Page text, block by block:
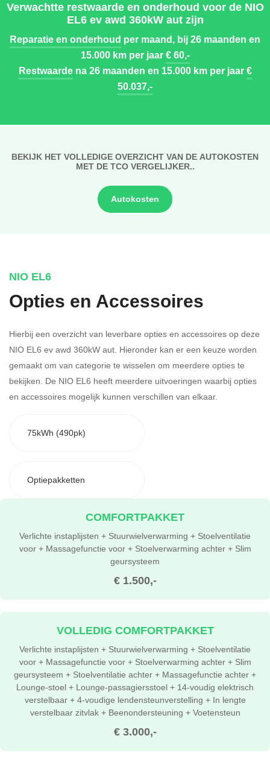
Verwachtte restwaarde en onderhoud voor de NIO
EL6 ev awd 360kW aut zijn
Reparatie en onderhoud per maand, bij 26 maanden en
15.000 km per jaar€ 60,-
Restwaardena 26 maanden en 15.000 km per jaar€
50.037,-
BEKIJK HET VOLLEDIGE OVERZICHT VAN DE AUTOKOSTEN
MET DE TCO VERGELIJKER..
Autokosten
NIO EL6
Opties en Accessoires
Hierbij een overzicht van leverbare opties en accessoires op deze
NIO EL6 ev awd 360kW aut. Hieronder kan er een keuze worden
gemaakt om van categorie te wisselen om meerdere opties te
bekijken. De NIO EL6 heeft meerdere uitvoeringen waarbij opties
en accessoires mogelijk kunnen verschillen van elkaar.
75kWh (490pk)
Optiepakketten
€ 1.500,-
COMFORTPAKKET
Verlichte instaplijsten + Stuurwielverwarming + Stoelventilatie
voor + Massagefunctie voor + Stoelverwarming achter + Slim
geursysteem
€ 3.000,-
VOLLEDIG COMFORTPAKKET
Verlichte instaplijsten + Stuurwielverwarming + Stoelventilatie
voor + Massagefunctie voor + Stoelverwarming achter + Slim
geursysteem + Stoelventilatie achter + Massagefunctie achter +
Lounge-stoel + Lounge-passagiersstoel + 14-voudig elektrisch
verstelbaar + 4-voudige lendensteunverstelling + In lengte
verstelbaar zitvlak + Beenondersteuning + Voetensteun